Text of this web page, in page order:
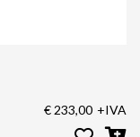
€ 233,00 +IVA